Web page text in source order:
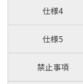
仕様4
仕様5
禁止事項